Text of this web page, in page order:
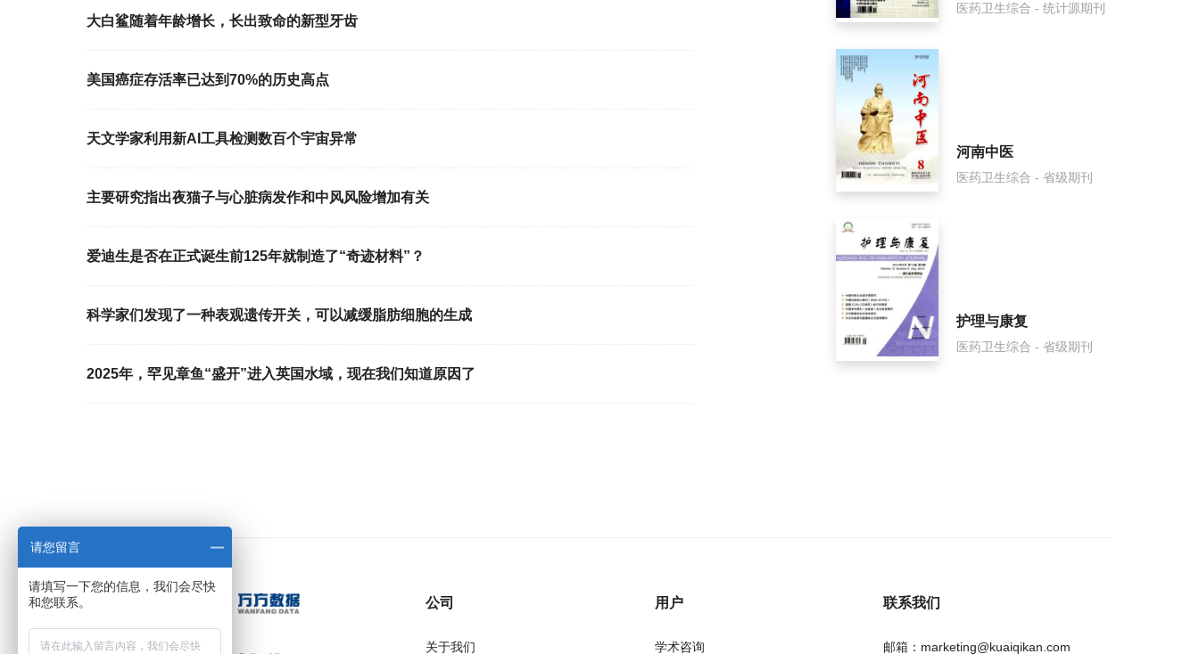
大白鲨随着年龄增长，长出致命的新型牙齿
美国癌症存活率已达到70%的历史高点
天文学家利用新AI工具检测数百个宇宙异常
主要研究指出夜猫子与心脏病发作和中风风险增加有关
爱迪生是否在正式诞生前125年就制造了“奇迹材料”？
科学家们发现了一种表观遗传开关，可以减缓脂肪细胞的生成
2025年，罕见章鱼“盛开”进入英国水域，现在我们知道原因了
医药卫生综合 - 统计源期刊
河南中医
医药卫生综合 - 省级期刊
护理与康复
医药卫生综合 - 省级期刊
公司
关于我们
用户
学术咨询
联系我们
邮箱：marketing@kuaiqikan.com
请您留言
请填写一下您的信息，我们会尽快
和您联系。